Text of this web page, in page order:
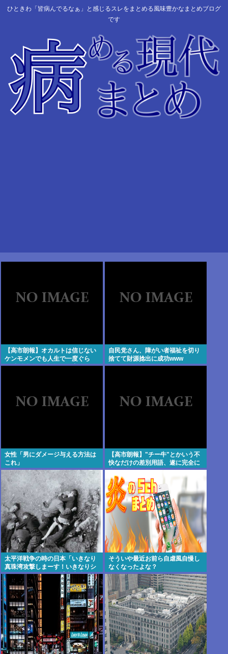
ひときわ「皆病んでるなぁ」と感じるスレをまとめる風味豊かなまとめブログ
です
【高市朗報】オカルトは信じない
ケンモメンでも人生で一度ぐら
い"超自然的な体験"した事あるん
自民党さん、障がい者福祉を切り
捨てて財源捻出に成功www
女性「男にダメージ与える方法は
これ」
【高市朗報】"チー牛"とかいう不
快なだけの差別用語、遂に完全に
廃れて誰も使わなくなる！www
太平洋戦争の時の日本「いきなり
真珠湾攻撃しまーす！いきなりシ
ンガポール侵略して捕虜虐待しま
ーす！」
そういや最近お前ら自虐風自慢し
なくなったよな？